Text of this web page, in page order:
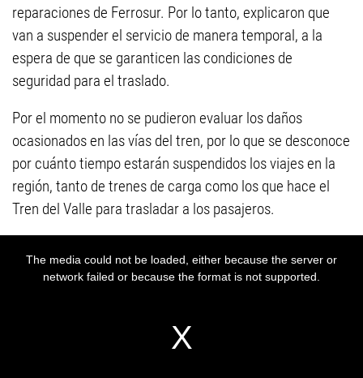
reparaciones de Ferrosur. Por lo tanto, explicaron que
van a suspender el servicio de manera temporal, a la
espera de que se garanticen las condiciones de
seguridad para el traslado.
Por el momento no se pudieron evaluar los daños
ocasionados en las vías del tren, por lo que se desconoce
por cuánto tiempo estarán suspendidos los viajes en la
región, tanto de trenes de carga como los que hace el
Tren del Valle para trasladar a los pasajeros.